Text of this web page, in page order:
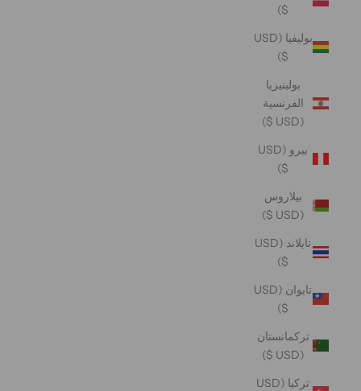
$)
بوليفيا (USD
$)
بولينيزيا
الفرنسية
(USD $)
بيرو (USD
$)
بيلاروس
(USD $)
تايلاند (USD
$)
تايوان (USD
$)
تركمانستان
(USD $)
تركيا (USD